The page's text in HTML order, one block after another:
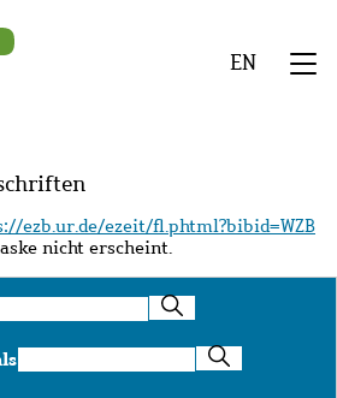
EN
ezb.ur.de/ezeit/fl.phtml?bibid=WZB
nicht erscheint.
Suche
nach